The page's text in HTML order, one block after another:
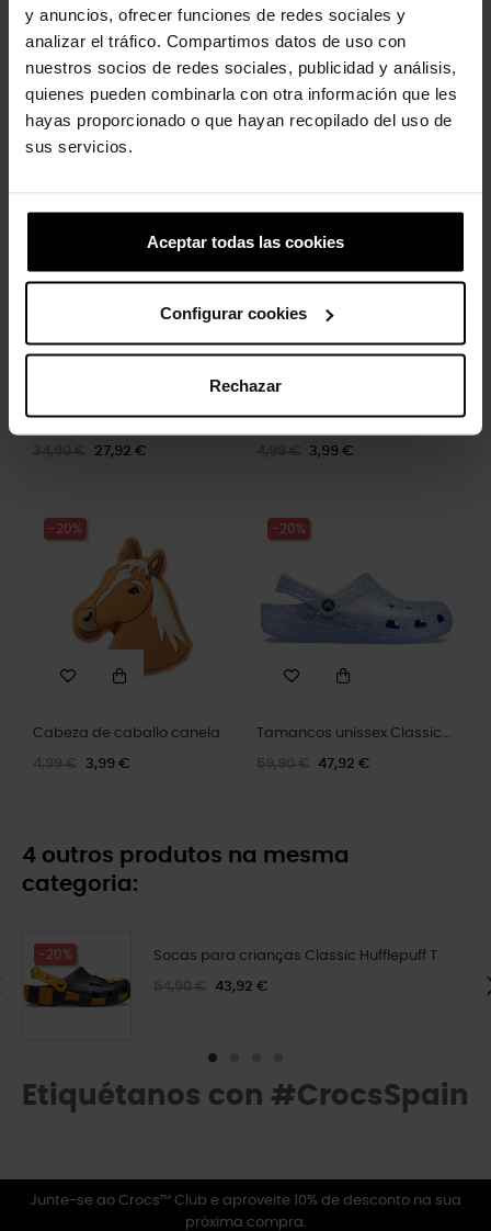
y anuncios, ofrecer funciones de redes sociales y
analizar el tráfico. Compartimos datos de uso con
nuestros socios de redes sociales, publicidad y análisis,
quienes pueden combinarla con otra información que les
hayas proporcionado o que hayan recopilado del uso de
sus servicios.
Aceptar todas las cookies
Configurar cookies
Rechazar
Icônico Crocs Comfort™: Leve. Flexível. Conforto de 36 graus.
Clientes que compraram este
-20%
Coast Flip U
27,92 €
-20%
Pequena bola de basquete
3,99 €
-20%
Cabeza de caballo canela
4,99 € 3,99 €
-20%
Tamancos unissex Classic...
59,90 € 47,92 €
4 outros produtos na mesma
categoria:
-20% Socas para crianças Classic Hufflepuff T
54,90 € 43,92 €
Etiquétanos con #CrocsSpain
Junte-se ao Crocs™ Club e aproveite 10% de desconto na sua
próxima compra.